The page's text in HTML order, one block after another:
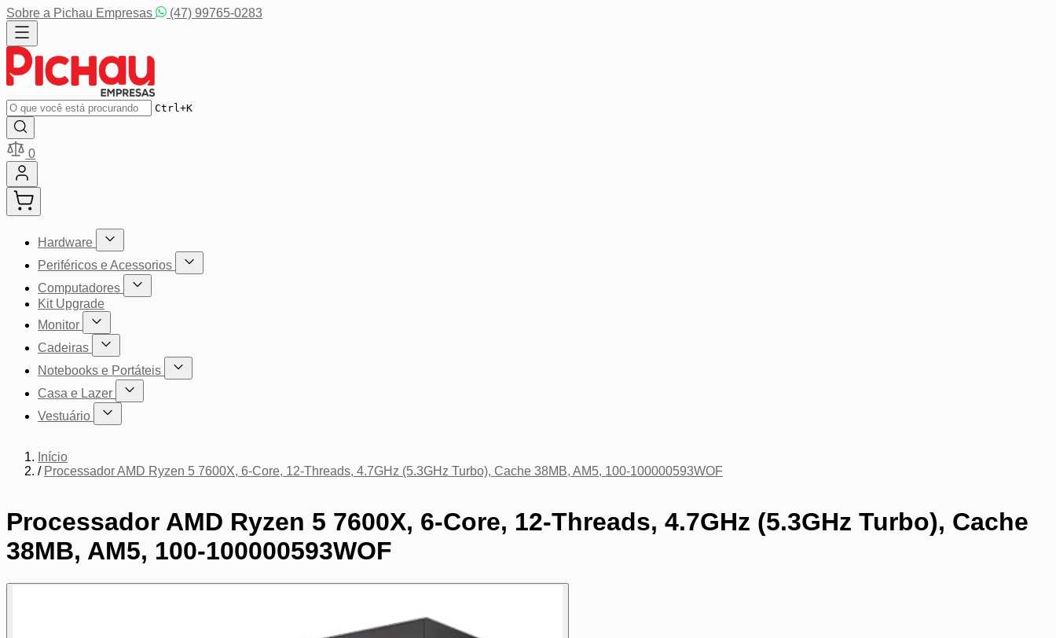
Pular para o conteúdo
Sobre a Pichau Empresas (47) 99765-0283
Buscar
Ctrl+K
0
Hardware
Mostrar submenu para a categoria Hardware
Periféricos e Acessorios
Mostrar submenu para a categoria Periféricos e Acessorios
Computadores
Mostrar submenu para a categoria Computadores
Kit Upgrade
Monitor
Mostrar submenu para a categoria Monitor
Cadeiras
Mostrar submenu para a categoria Cadeiras
Notebooks e Portáteis
Mostrar submenu para a categoria Notebooks e Portáteis
Casa e Lazer
Mostrar submenu para a categoria Casa e Lazer
Vestuário
Mostrar submenu para a categoria Vestuário
Início
/ Processador AMD Ryzen 5 7600X, 6-Core, 12-Threads, 4.7GHz (5.3GHz Turbo), Cache 38MB, AM5, 100-100000593WOF
Processador AMD Ryzen 5 7600X, 6-Core, 12-Threads, 4.7GHz (5.3GHz Turbo), Cache
38MB, AM5, 100-100000593WOF
Pressione para pular o carrossel